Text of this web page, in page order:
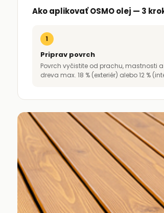
Ako aplikovať OSMO olej — 3
1
Priprav povrch
Povrch vyčistite od prachu, mastnosti
dreva max. 18 % (exteriér) alebo 12 %